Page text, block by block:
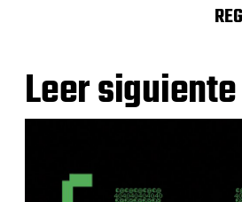
Leer siguiente